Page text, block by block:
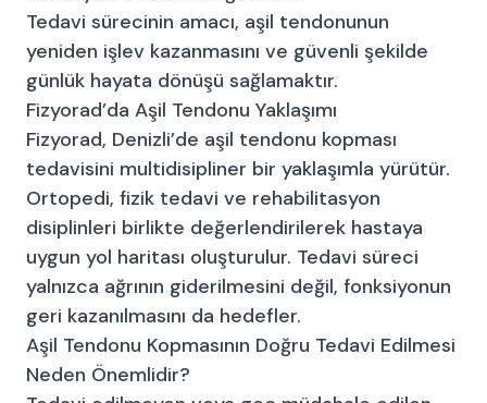
Tedavi sürecinin amacı, aşil tendonunun
yeniden işlev kazanmasını ve güvenli şekilde
günlük hayata dönüşü sağlamaktır.
Fizyorad’da Aşil Tendonu Yaklaşımı
Fizyorad, Denizli’de aşil tendonu kopması
tedavisini multidisipliner bir yaklaşımla yürütür.
Ortopedi, fizik tedavi ve rehabilitasyon
disiplinleri birlikte değerlendirilerek hastaya
uygun yol haritası oluşturulur. Tedavi süreci
yalnızca ağrının giderilmesini değil, fonksiyonun
geri kazanılmasını da hedefler.
Aşil Tendonu Kopmasının Doğru Tedavi Edilmesi
Neden Önemlidir?